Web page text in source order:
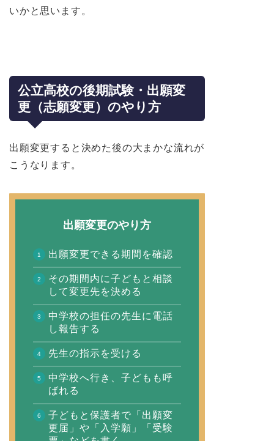
いかと思います。
公立高校の後期試験・出願変
更（志願変更）のやり方
出願変更すると決めた後の大まかな流れが
こうなります。
出願変更のやり方
出願変更できる期間を確認
その期間内に子どもと相談
して変更先を決める
中学校の担任の先生に電話
し報告する
先生の指示を受ける
中学校へ行き、子どもも呼
ばれる
子どもと保護者で「出願変
更届」や「入学願」「受験